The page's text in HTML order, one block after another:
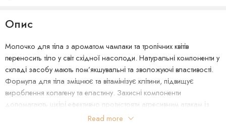
Опис
Молочко для тіла з ароматом чампаки та тропічних квітів
переносить тіло у світ східної насолоди. Натуральні компоненти у
складі засобу мають пом’якшувальні та зволожуючі властивості.
Формула для тіла зміцнює та вітамінізує клітини, підвищує
вироблення колагену та еластину. Захисні компоненти
допомагають шкірі ефективно протистояти агресивним атакам із
навколишнього середовища. Легка текстура добре наноситься та
Read more